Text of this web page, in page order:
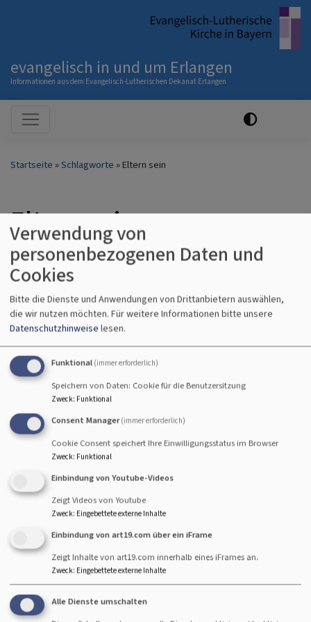
evangelisch in und um Erlangen
Informationen aus dem Evangelisch-Lutherischen Dekanat Erlangen
Hauptnavigation
Startseite Schlagworte Eltern sein
Eltern sein
Angebote
Erwachsene
Partnerschaft
Wenn zwei Menschen sich lieben, ist
das großartig - und eine große
Aufgabe zugleich, um die Liebe
lebendig und spannend zu erhalten, tragfähig und
ausdauernd, durch schwierige Phasen hindurch
miteinander einen Weg und aneinander einen Halt zu
finden.
Verwendung von
personenbezogenen Daten und
Cookies
Bitte die Dienste und Anwendungen von Drittanbietern auswählen,
die wir nutzen möchten. Für weitere Informationen bitte unsere
Datenschutzhinweise lesen.
Funktional (immer erforderlich)
Speichern von Daten: Cookie für die Benutzersitzung
Zweck: Funktional
Consent Manager (immer erforderlich)
Cookie Consent speichert Ihre Einwilligungsstatus im Browser
Zweck: Funktional
Einbindung von Youtube-Videos
Zeigt Videos von Youtube
Zweck: Eingebettete externe Inhalte
Einbindung von art19.com über ein iFrame
Zeigt Inhalte von art19.com innerhalb eines iFrames an.
Zweck: Eingebettete externe Inhalte
Alle Dienste umschalten